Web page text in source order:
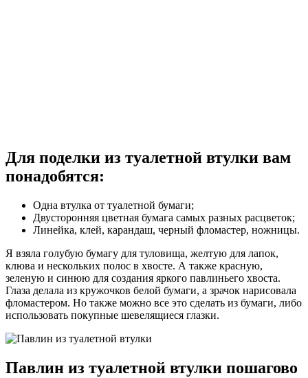
Для поделки из туалетной втулки вам
понадобятся:
Одна втулка от туалетной бумаги;
Двусторонняя цветная бумага самых разных расцветок;
Линейка, клей, карандаш, черный фломастер, ножницы.
Я взяла голубую бумагу для туловища, желтую для лапок,
клюва и нескольких полос в хвосте. А также красную,
зеленую и синюю для создания яркого павлиньего хвоста.
Глаза делала из кружочков белой бумаги, а зрачок нарисовала
фломастером. Но также можно все это сделать из бумаги, либо
использовать покупные шевелящиеся глазки.
Павлин из туалетной втулки пошагово